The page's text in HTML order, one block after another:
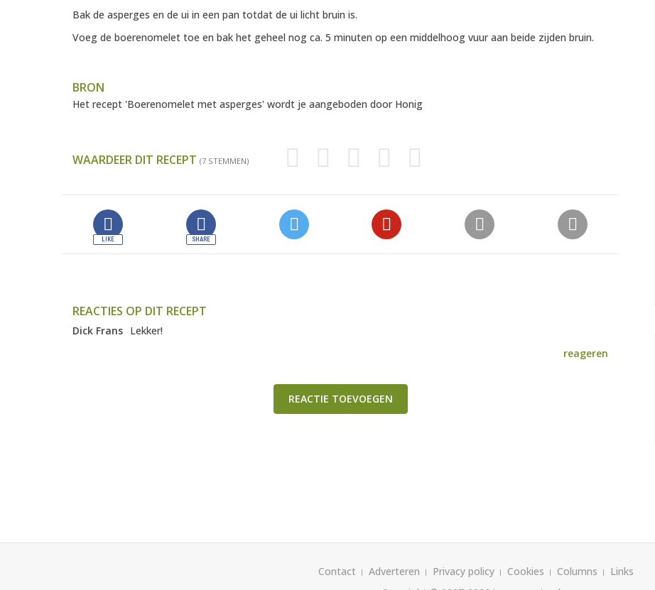
Bak de asperges en de ui in een pan totdat de ui licht bruin is.
Voeg de boerenomelet toe en bak het geheel nog ca. 5 minuten op een middelhoog vuur aan beide zijden bruin.
BRON
Het recept 'Boerenomelet met asperges' wordt je aangeboden door Honig
WAARDEER DIT RECEPT (7 STEMMEN)
REACTIES OP DIT RECEPT
Dick Frans Lekker!
reageren
REACTIE TOEVOEGEN
Contact Adverteren Privacy policy Cookies Columns
Links